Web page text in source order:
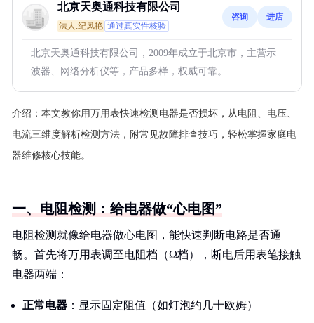
北京天奥通科技有限公司
法人:纪凤艳 通过真实性核验
咨询 进店
北京天奥通科技有限公司，2009年成立于北京市，主营示
波器、网络分析仪等，产品多样，权威可靠。
介绍： 本文教你用万用表快速检测电器是否损坏，从电阻、电压、
电流三维度解析检测方法，附常见故障排查技巧，轻松掌握家庭电
器维修核心技能。
一、电阻检测：给电器做“心电图”
电阻检测就像给电器做心电图，能快速判断电路是否通
畅。首先将万用表调至电阻档（Ω档），断电后用表笔接触
电器两端：
正常电器 ：显示固定阻值（如灯泡约几十欧姆）